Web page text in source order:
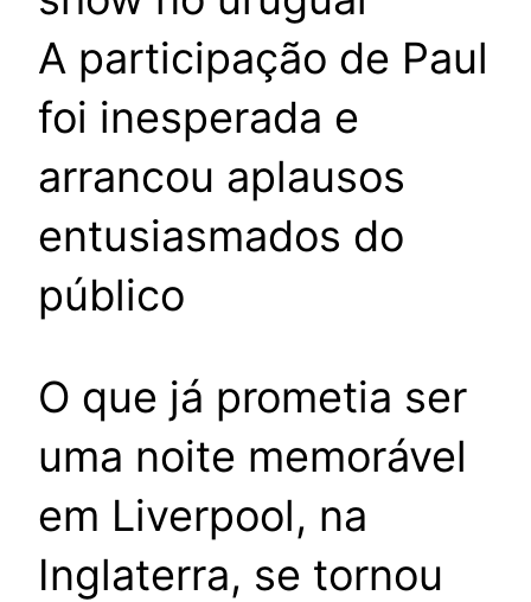
A participação de Paul
foi inesperada e
arrancou aplausos
entusiasmados do
público
O que já prometia ser
uma noite memorável
em Liverpool, na
Inglaterra, se tornou